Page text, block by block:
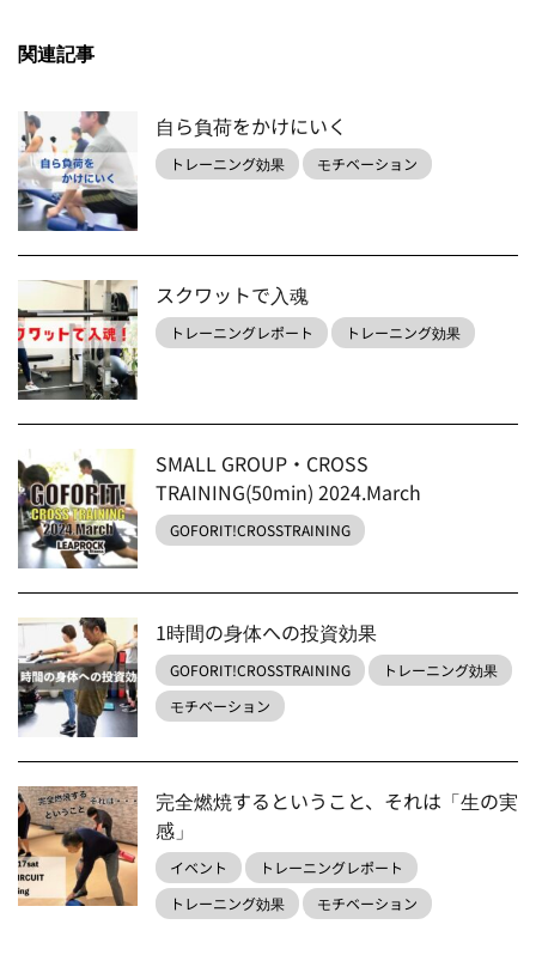
関連記事
自ら負荷をかけにいく
トレーニング効果 モチベーション
スクワットで入魂
トレーニングレポート トレーニング効果
SMALL GROUP・CROSS
TRAINING(50min) 2024.March
GOFORIT!CROSSTRAINING
1時間の身体への投資効果
GOFORIT!CROSSTRAINING
トレーニング効果
モチベーション
完全燃焼するということ、それは「生の実
感」
イベント
トレーニングレポート
トレーニング効果
モチベーション